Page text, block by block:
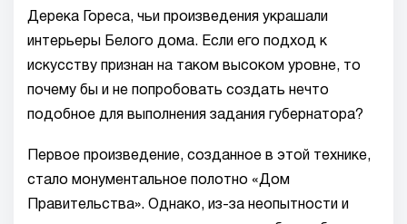
Дерека Гореса, чьи произведения украшали
интерьеры Белого дома. Если его подход к
искусству признан на таком высоком уровне, то
почему бы и не попробовать создать нечто
подобное для выполнения задания губернатора?
Первое произведение, созданное в этой технике,
стало монументальное полотно «Дом
Правительства». Однако, из-за неопытности и